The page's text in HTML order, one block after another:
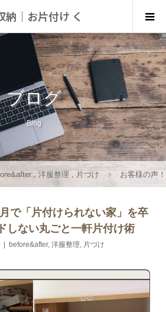
｜お片付け く
ブログ
Blog
,洋服整理 , 片づけ お客様の声
で「片付けられない家」を卒
しない丸ごと一軒片付け術
before&after, 洋服整理, 片づけ